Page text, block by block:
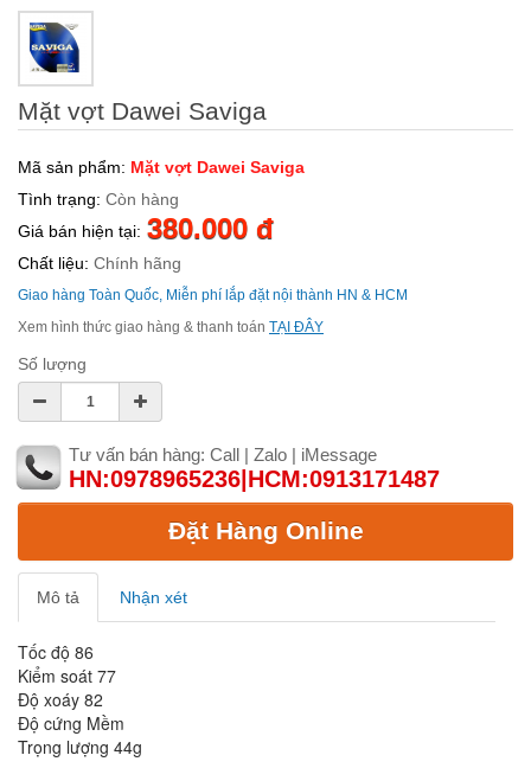
Mặt vợt Dawei Saviga
Mã sản phẩm: Mặt vợt Dawei Saviga
Tình trạng: Còn hàng
Giá bán hiện tại: 380.000 đ
Chất liệu: Chính hãng
Giao hàng Toàn Quốc, Miễn phí lắp đặt nội thành HN & HCM
Xem hình thức giao hàng & thanh toán TẠI ĐÂY
Số lượng
Tư vấn bán hàng: Call | Zalo | iMessage
HN:0978965236|HCM:0913171487
Đặt Hàng Online
Mô tả Nhận xét
Tốc độ 86
Kiểm soát 77
Độ xoáy 82
Độ cứng Mềm
Trọng lượng 44g